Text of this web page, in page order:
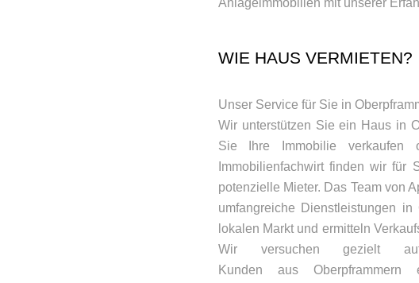
Anlageimmobilien mit unserer
WIE HAUS VERMIETEN?
Unser Service für Sie in
Wir unterstützen Sie ein Haus in
Sie Ihre Immobilie verkaufen
Immobilienfachwirt finden wir für
potenzielle Mieter. Das Team von
umfangreiche Dienstleistungen
lokalen Markt und ermitteln
Wir versuchen gezielt
Kunden aus